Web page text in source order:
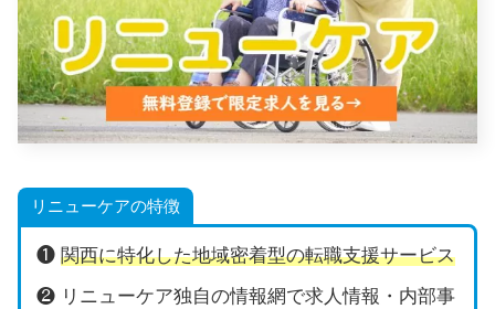
リニューケアの特徴
❶ 関西に特化した地域密着型の転職支援サービス
❷ リニューケア独自の情報網で求人情報・内部事